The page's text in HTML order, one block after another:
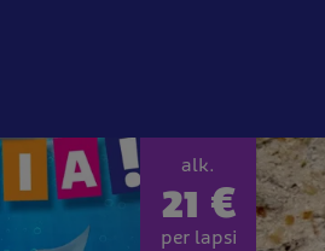
alk.
21 €
per lapsi